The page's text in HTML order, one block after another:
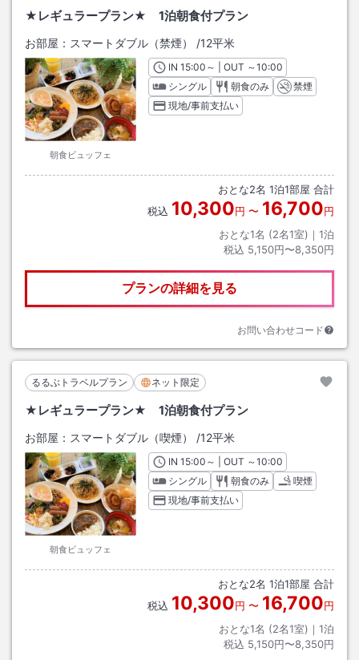
★レギュラープラン★ 1泊朝食付プラン
お部屋： スマートダブル（禁煙） /12平米
朝食ビュッフェ
INチェックイン
15:00 ～ | OUT チェックアウト
～10:00
シングル
朝食のみ
禁煙
現地/事前支払い
おとな2名 1泊1部屋 合計
税込 10,300円 〜 16,700円
おとな1名 (2名1室)｜ 1泊
税込 5,150円〜8,350円
プランの詳細を見る
お問い合わせコード
るるぶトラベルプラン ネット限定
★レギュラープラン★ 1泊朝食付プラン
お部屋： スマートダブル（喫煙） /12平米
朝食ビュッフェ
INチェックイン
15:00 ～ | OUT チェックアウト
～10:00
シングル
朝食のみ
喫煙
現地/事前支払い
おとな2名 1泊1部屋 合計
税込 10,300円 〜 16,700円
おとな1名 (2名1室)｜ 1泊
税込 5,150円〜8,350円